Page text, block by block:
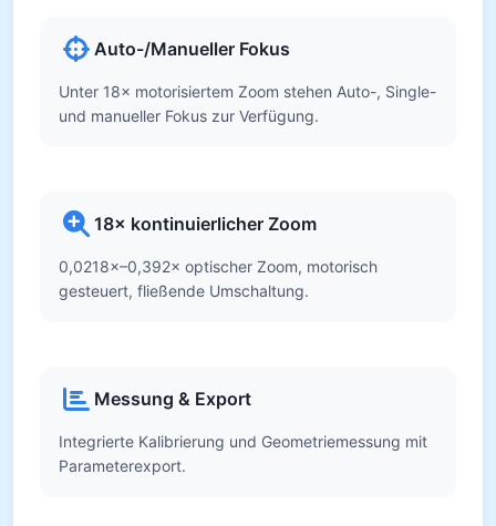
Auto-/Manueller Fokus
Unter 18× motorisiertem Zoom stehen Auto-, Single-
und manueller Fokus zur Verfügung.
18× kontinuierlicher Zoom
0,0218×–0,392× optischer Zoom, motorisch
gesteuert, fließende Umschaltung.
Messung & Export
Integrierte Kalibrierung und Geometriemessung mit
Parameterexport.